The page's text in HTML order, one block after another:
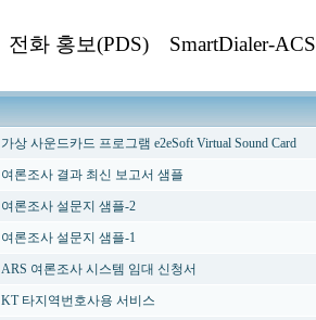
전화 홍보(PDS) SmartDialer-ACS
가상 사운드카드 프로그램 e2eSoft Virtual Sound Card
여론조사 결과 최신 보고서 샘플
여론조사 설문지 샘플-2
여론조사 설문지 샘플-1
ARS 여론조사 시스템 임대 신청서
KT 타지역번호사용 서비스